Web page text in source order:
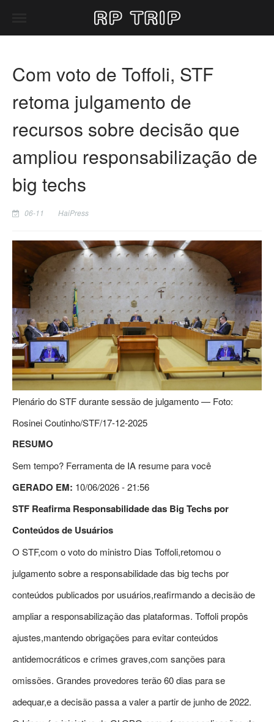
Com voto de Toffoli, STF
retoma julgamento de
recursos sobre decisão que
ampliou responsabilização de
big techs
06-11 HaiPress
Plenário do STF durante sessão de julgamento — Foto:
Rosinei Coutinho/STF/17-12-2025
RESUMO
Sem tempo? Ferramenta de IA resume para você
GERADO EM: 10/06/2026 - 21:56
STF Reafirma Responsabilidade das Big Techs por
Conteúdos de Usuários
O STF,com o voto do ministro Dias Toffoli,retomou o
julgamento sobre a responsabilidade das big techs por
conteúdos publicados por usuários,reafirmando a decisão de
ampliar a responsabilização das plataformas. Toffoli propôs
ajustes,mantendo obrigações para evitar conteúdos
antidemocráticos e crimes graves,com sanções para
omissões. Grandes provedores terão 60 dias para se
adequar,e a decisão passa a valer a partir de junho de 2022.